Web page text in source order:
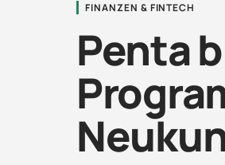
FINANZEN & FINTECH
Penta